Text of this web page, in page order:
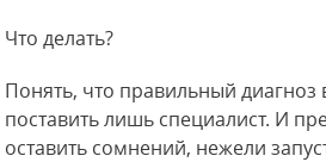
Что делать?
Понять, что правильный диагноз
поставить лишь специалист. И
оставить сомнений, нежели